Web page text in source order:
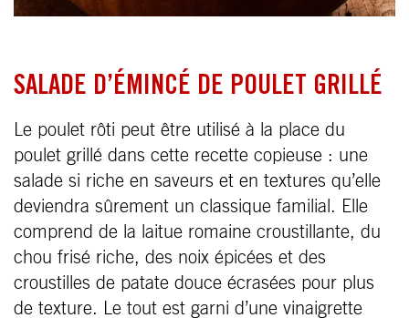
SALADE D’ÉMINCÉ DE POULET GRILLÉ
Le poulet rôti peut être utilisé à la place du
poulet grillé dans cette recette copieuse : une
salade si riche en saveurs et en textures qu’elle
deviendra sûrement un classique familial. Elle
comprend de la laitue romaine croustillante, du
chou frisé riche, des noix épicées et des
croustilles de patate douce écrasées pour plus
de texture. Le tout est garni d’une vinaigrette